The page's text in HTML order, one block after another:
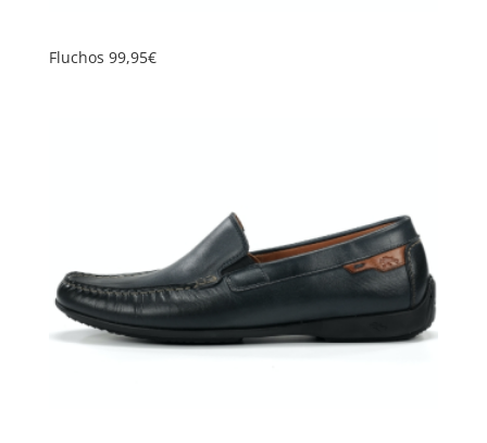
Fluchos 99,95€